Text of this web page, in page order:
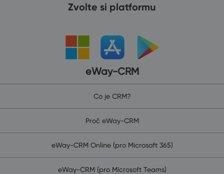
Zvolte si platformu
eWay-CRM
Co je CRM?
Proč eWay-CRM
eWay-CRM Online (pro Microsoft 365)
eWay-CRM (pro Microsoft Teams)